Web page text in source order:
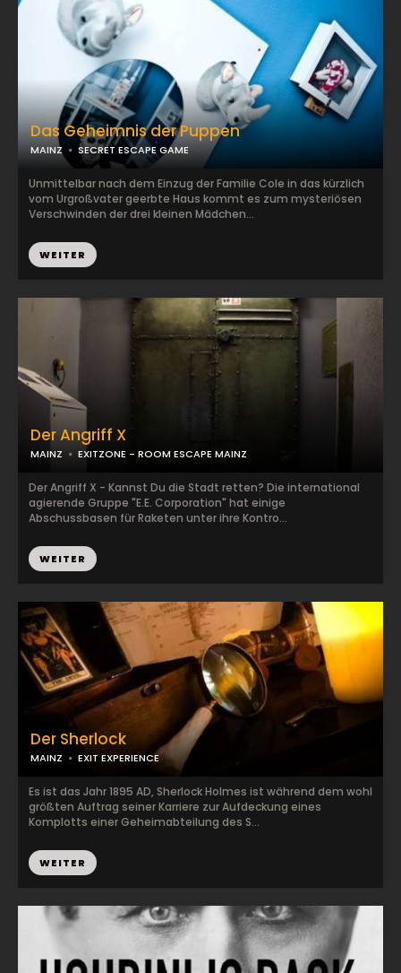
Das Geheimnis der Puppen
MAINZ SECRET ESCAPE GAME
Unmittelbar nach dem Einzug der Familie Cole in das kürzlich
vom Urgroßvater geerbte Haus kommt es zum mysteriösen
Verschwinden der drei kleinen Mädchen...
WEITER
Der Sherlock
MAINZ EXIT EXPERIENCE
Es ist das Jahr 1895 AD, Sherlock Holmes ist während dem wohl
größten Auftrag seiner Karriere zur Aufdeckung eines
Komplotts einer Geheimabteilung des S...
WEITER
Der Angriff X
MAINZ EXITZONE - ROOM ESCAPE MAINZ
Der Angriff X - Kannst Du die Stadt retten? Die international
agierende Gruppe "E.E. Corporation" hat einige
Abschussbasen für Raketen unter ihre Kontro...
WEITER